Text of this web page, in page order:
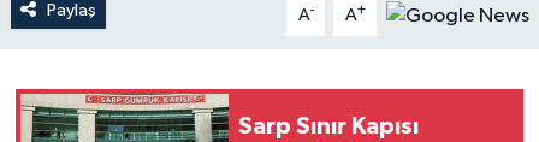
Paylaş A- A+
Sarp Sınır Kapısı